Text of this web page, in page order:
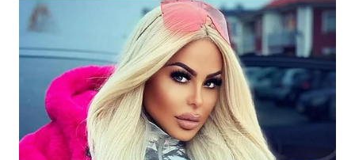
SUKABUMI
WN
PURWAKARTA
WN
PRIANGAN